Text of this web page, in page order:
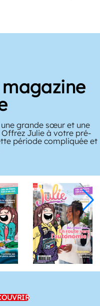
grande sœur et une
Julie à votre pré-
période compliquée et